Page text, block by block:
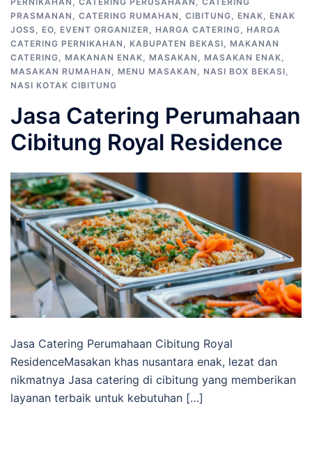
PRASMANAN , CATERING RUMAHAN , CIBITUNG, ENAK, ENAK
JOSS, EO, EVENT ORGANIZER, HARGA CATERING, HARGA
CATERING PERNIKAHAN , KABUPATEN BEKASI, MAKANAN
CATERING, MAKANAN ENAK, MASAKAN , MASAKAN ENAK,
MASAKAN RUMAHAN , MENU MASAKAN , NASI BOX BEKASI,
NASI KOTAK CIBITUNG
Jasa Catering Perumahaan
Cibitung Royal Residence
Jasa Catering Perumahaan Cibitung Royal
ResidenceMasakan khas nusantara enak, lezat dan
nikmatnya Jasa catering di cibitung yang memberikan
layanan terbaik untuk kebutuhan […]